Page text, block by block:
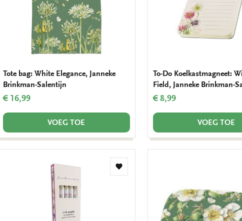
Tote bag: White Elegance, Janneke
Brinkman-Salentijn
€ 16,99
VOEG TOE
To-Do Koelkastmagneet:
Field, Janneke Brinkman-
€ 8,99
VOEG TOE
Toevoegen